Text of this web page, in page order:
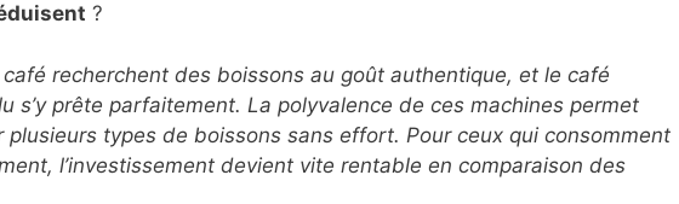
?
recherchent des boissons au goût authentique, et le café
s’y prête parfaitement. La polyvalence de ces machines permet
plusieurs types de boissons sans effort. Pour ceux qui consomment
l’investissement devient vite rentable en comparaison des